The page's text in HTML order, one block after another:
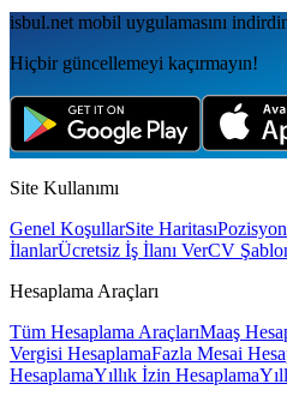
isbul.net mobil uygulamаsını
Hiçbir güncellemeyi kaçırmayın!
Site Kullanımı
Genel KoşullarSite Haritası
İlanlarÜcretsiz İş İlanı VerCV
Hesaplama Araçları
Tüm Hesaplama AraçlarıMaaş
Vergisi HesaplamaFazla Mesai
HesaplamaYıllık İzin Hesaplama